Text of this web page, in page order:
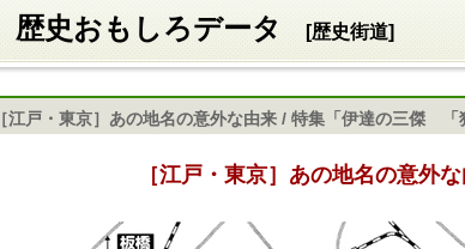
歴史おもしろデータ [歴史街道]
［江戸・東京］あの地名の意外な由来 / 特集「伊達の三傑
［江戸・東京］あの地名の意外